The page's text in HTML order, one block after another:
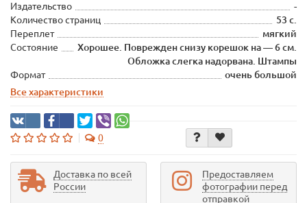
Издательство
-
Количество страниц
53 с.
Переплет
мягкий
Состояние
Хорошее. Поврежден снизу корешок на — 6 см.
Обложка слегка надорвана. Штампы
Формат
очень большой
Все характеристики
0
Доставка по всей
России
Предоставляем
фотографии перед
отправкой